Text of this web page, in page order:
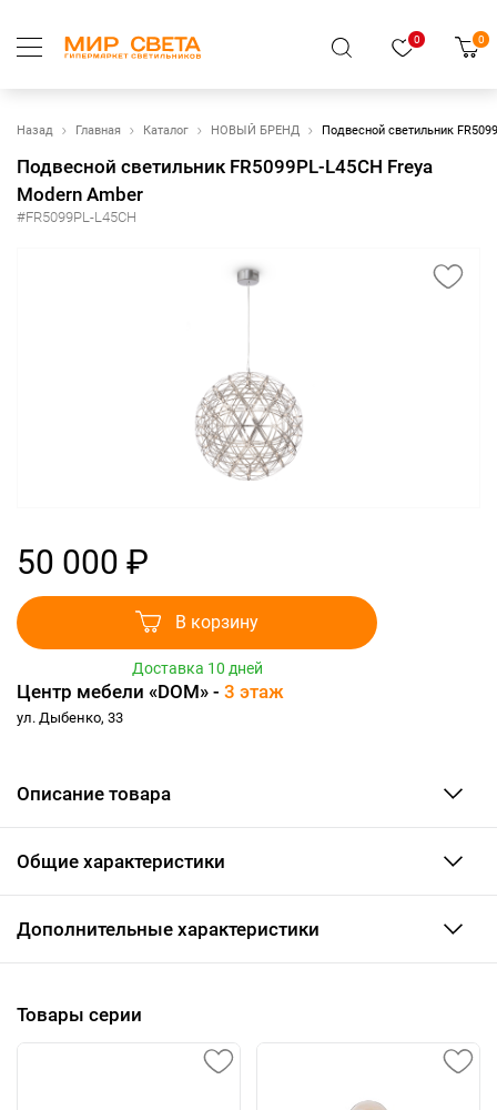
0 0
Назад Главная Каталог НОВЫЙ БРЕНД Подвесной светильник
Подвесной светильник FR5099PL-L45CH Freya
Modern Amber
#FR5099PL-L45CH
50 000 ₽
В корзину
Доставка 10 дней
Центр мебели «DOM» - 3 этаж
ул. Дыбенко, 33
Описание товара
Общие характеристики
Дополнительные характеристики
Товары серии